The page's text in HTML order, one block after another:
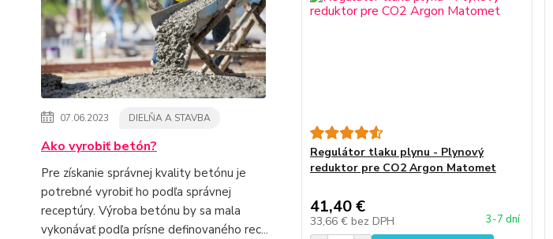
07.06.2023 DIELŇA A STAVBA
Ako vyrobiť betón?
Pre získanie správnej kvality betónu je
potrebné vyrobiť ho podľa správnej
receptúry. Výroba betónu by sa mala
vykonávať podľa prísne definovaného rec...
Regulátor tlaku plynu - Plynový
reduktor pre CO2 Argon Matomet
41,40 €
33,66 € bez DPH 3-7 dní